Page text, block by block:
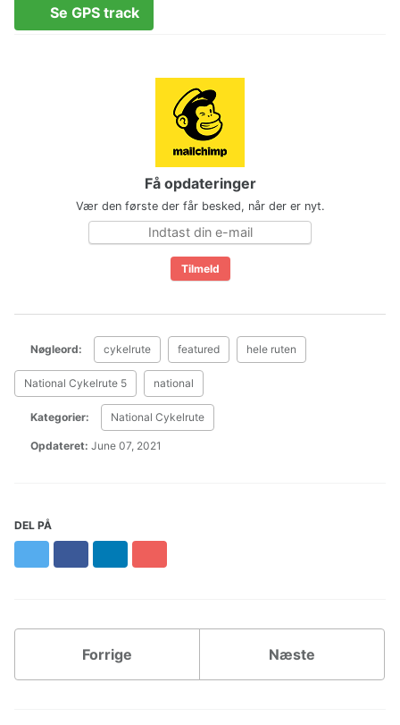
Se GPS track
Få opdateringer
Vær den første der får besked, når der er nyt.
Nøgleord: cykelrute featured hele ruten
National Cykelrute 5 national
Kategorier: National Cykelrute
Opdateret: June 07, 2021
DEL PÅ
Forrige Næste